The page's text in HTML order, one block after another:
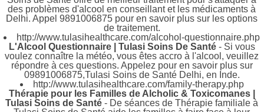
des problèmes d'alcool en conseillant et les médicaments à
Delhi. Appel 9891006875 pour en savoir plus sur les options
de traitement.
http://www.tulasihealthcare.com/alcohol-questionnaire.php
L'Alcool Questionnaire | Tulasi Soins De Santé- Si vous
voulez connaître la météo, vous êtes accro à l'alcool, veuillez
répondre à ces questions. Appelez pour en savoir plus sur
09891006875,Tulasi Soins de Santé Delhi, en Inde.
http://www.tulasihealthcare.com/family-therapy.php
Thérapie pour les Familles de Alcholic & Toxicomanes |
Tulasi Soins de Santé - De séances de Thérapie familiale à